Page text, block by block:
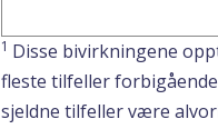
1 Disse bivirkningene
fleste tilfeller
sjeldne tilfeller være